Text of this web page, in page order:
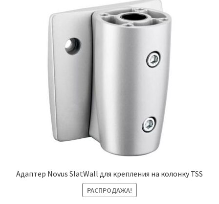
Адаптер Novus SlatWall для крепления на колонку TSS
РАСПРОДАЖА!